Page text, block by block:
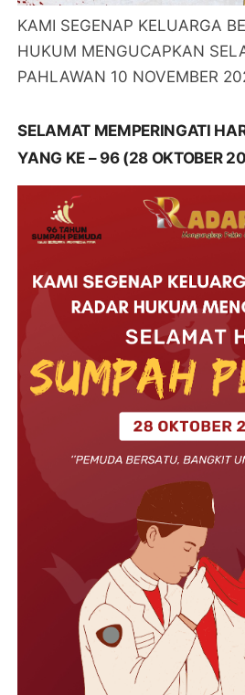
KAMI SEGENAP KELUARGA
HUKUM MENGUCAPKAN
PAHLAWAN 10 NOVEMBER
SELAMAT MEMPERINGATI
YANG KE – 96 (28 OKTOBER